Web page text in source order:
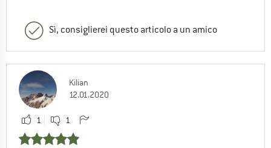
Sì, consiglierei questo articolo a un amico
Kilian
12.01.2020
1 1